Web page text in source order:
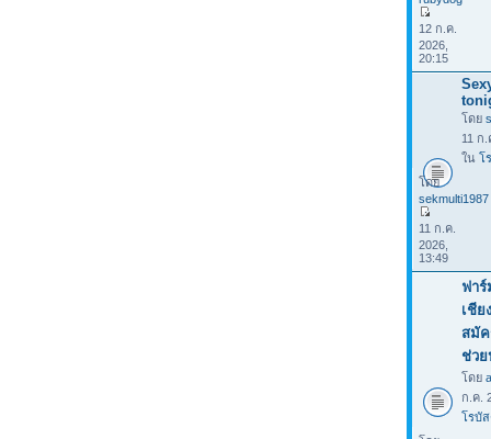
12 ก.ค.
2026,
20:15
โดย
11 ก.
ใน โ
โดย
sekmulti1987
11 ก.ค.
2026,
13:49
ฟา
เชีย
สมัค
ช่วย
โดย
ก.ค.
โรบั